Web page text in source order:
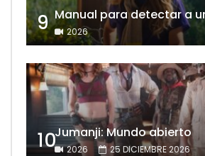
9 Manual para detectar a
2026
10Jumanji: Mundo abierto
2026 25 DICIEMBRE 2026